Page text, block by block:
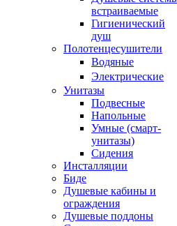
встраиваемые
Гигиенический
душ
Полотенцесушители
ㅤВодяные
ㅤЭлектрические
Унитазы
Подвесные
Напольные
Умные (смарт-
унитазы)
Сидения
Инсталляции
Биде
Душевые кабины и
ограждения
Душевые поддоны